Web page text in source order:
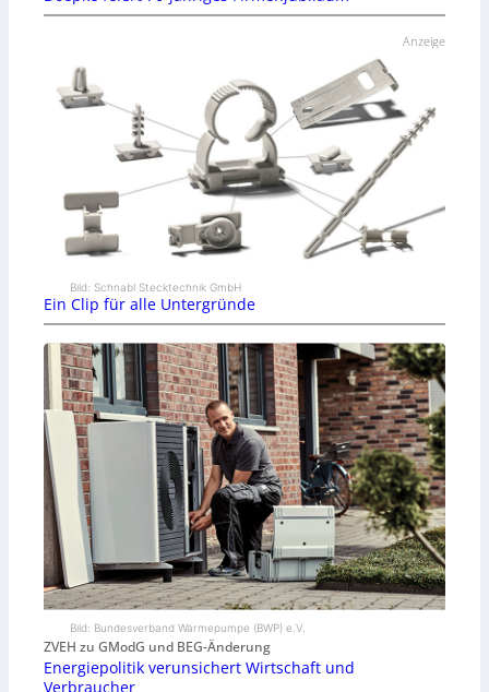
Anzeige
Bild: Schnabl Stecktechnik GmbH
Ein Clip für alle Untergründe
Bild: Bundesverband Wärmepumpe (BWP) e.V.
ZVEH zu GModG und BEG-Änderung
Energiepolitik verunsichert Wirtschaft und
Verbraucher